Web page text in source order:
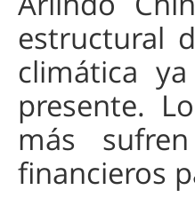
estructural
climática
presente.
más
financieros